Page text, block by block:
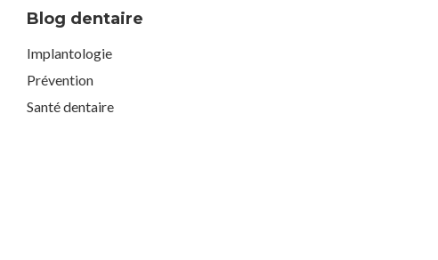
Blog dentaire
Implantologie
Prévention
Santé dentaire